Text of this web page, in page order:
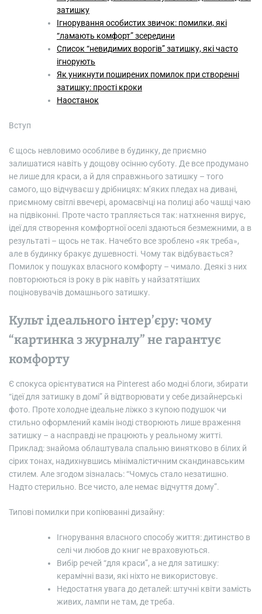
затишку
Ігнорування особистих звичок: помилки, які
“ламають комфорт” зсередини
Список “невидимих ворогів” затишку, які часто
ігнорують
Як уникнути поширених помилок при створенні
затишку: прості кроки
Наостанок
Вступ
Є щось невловимо особливе в будинку, де приємно
залишатися навіть у дощову осінню суботу. Де все продумано
не лише для краси, а й для справжнього затишку – того
самого, що відчуваєш у дрібницях: м’яких пледах на дивані,
приємному світлі ввечері, аромасвічці на полиці або чашці чаю
на підвіконні. Проте часто трапляється так: натхнення вирує,
ідеї для створення комфортної оселі здаються безмежними, а в
результаті – щось не так. Начебто все зроблено «як треба»,
але в будинку бракує душевності. Чому так відбувається?
Помилок у пошуках власного комфорту – чимало. Деякі з них
повторюються із року в рік навіть у найзатятіших
поціновувачів домашнього затишку.
Культ ідеального інтер’єру: чому
“картинка з журналу” не гарантує
комфорту
Є спокуса орієнтуватися на Pinterest або модні блоги, збирати
“ідеї для затишку в домі” й відтворювати у себе дизайнерські
фото. Проте холодне ідеальне ліжко з купою подушок чи
стильно оформлений камін іноді створюють лише враження
затишку – а насправді не працюють у реальному житті.
Приклад: знайома облаштувала спальню винятково в білих й
сірих тонах, надихнувшись мінімалістичним скандинавським
стилем. Але згодом зізналась: “Чомусь стало незатишно.
Надто стерильно. Все чисто, але немає відчуття дому”.
Типові помилки при копіюванні дизайну:
Ігнорування власного способу життя: дитинство в
селі чи любов до книг не враховуються.
Вибір речей “для краси”, а не для затишку:
керамічні вази, які ніхто не використовує.
Недостатня увага до деталей: штучні квіти замість
живих, лампи не там, де треба.